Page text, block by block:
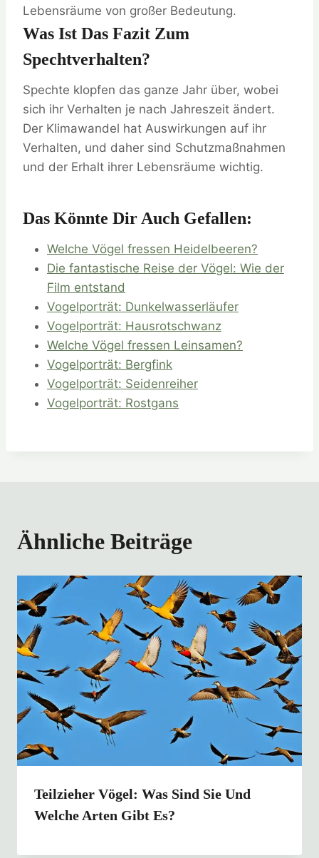
Lebensräume von großer Bedeutung.
Was Ist Das Fazit Zum
Spechtverhalten?
Spechte klopfen das ganze Jahr über, wobei
sich ihr Verhalten je nach Jahreszeit ändert.
Der Klimawandel hat Auswirkungen auf ihr
Verhalten, und daher sind Schutzmaßnahmen
und der Erhalt ihrer Lebensräume wichtig.
Das Könnte Dir Auch Gefallen:
Welche Vögel fressen Heidelbeeren?
Die fantastische Reise der Vögel: Wie der
Film entstand
Vogelporträt: Dunkelwasserläufer
Vogelporträt: Hausrotschwanz
Welche Vögel fressen Leinsamen?
Vogelporträt: Bergfink
Vogelporträt: Seidenreiher
Vogelporträt: Rostgans
Ähnliche Beiträge
Teilzieher Vögel: Was Sind Sie Und
Welche Arten Gibt Es?